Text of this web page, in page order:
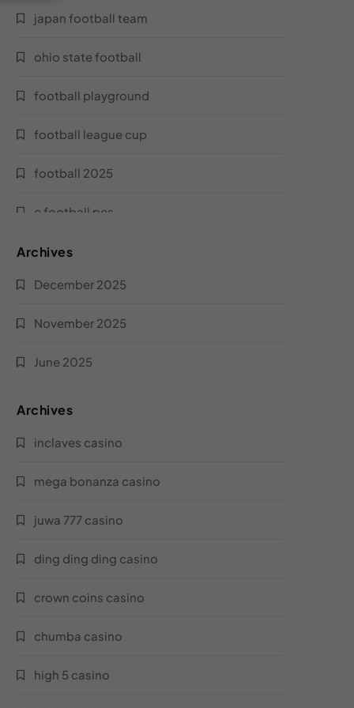
أحذية نايك لكرة القدم
كرة قدم سترايك
كرة قدم مصرية
كرة قدم بي بي سي سبورت
لاعب ميدو
كرة قدم الأرجنتين
كرة القدم الأولمبية
يلا لايف برو
يلا كورة مباشر
يلا بار دهب
يلا بار
يلا شوت كوم
يلا جيرمان
يلا لودو
يلا شوت كورة مباشر
كورا بلس مباشر
كورا لايف بلس
كورا لايف كوم
japan football team
ohio state football
football playground
football league cup
football 2025
e football pes
xnxx football
ucl football
goat of football
football wallpaper
germany football
qatar football club
hulk footballer
nike football shoes
football strike
egypt football
bbc sport football
mido footballer
Archives
December 2025
November 2025
June 2025
Archives
inclaves casino
mega bonanza casino
juwa 777 casino
ding ding ding casino
crown coins casino
chumba casino
high 5 casino